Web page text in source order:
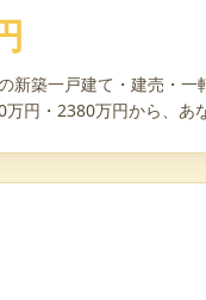
新築一戸建て・建売・
円・2380万円から、あ